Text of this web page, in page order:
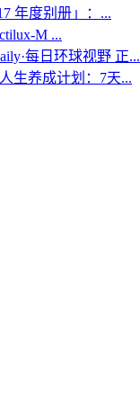
年度别册」：...
M ...
每日环球视野 正...
生养成计划：7天...